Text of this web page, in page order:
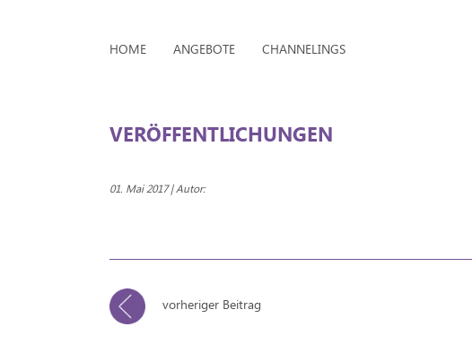
HOME ANGEBOTE CHANNELINGS
VERÖFFENTLICHUNGEN
01. Mai 2017 | Autor:
vorheriger Beitrag